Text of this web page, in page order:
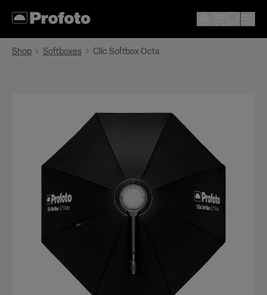
Shop Softboxes Clic Softbox Octa